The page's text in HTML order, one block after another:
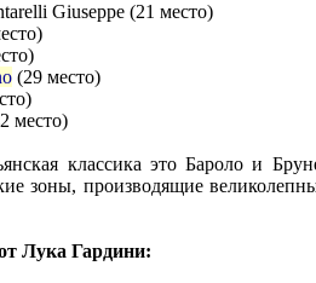
Giuseppe (21 место)
(29 место)
место)
классика это Бароло и
зоны, производящие
Лука Гардини: